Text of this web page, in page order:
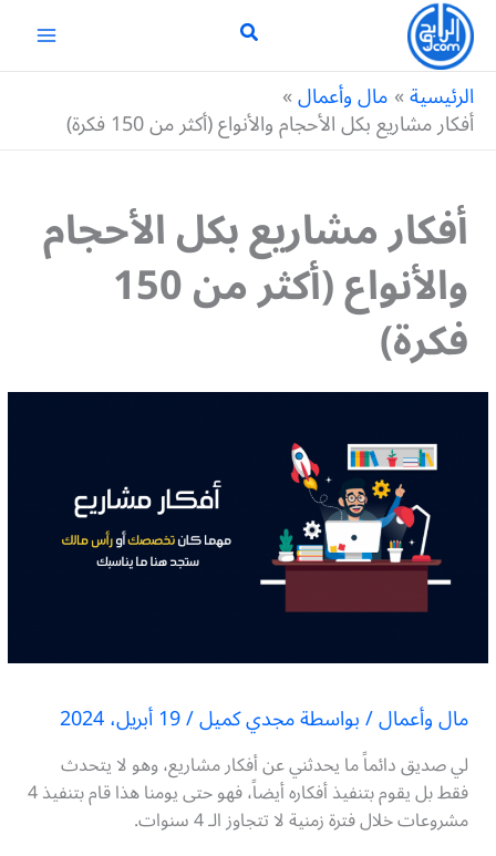
تخطي
المحتوى
الرئيسية مال وأعمال
أفكار مشاريع بكل الأحجام والأنواع (أكثر من 150 فكرة)
أفكار مشاريع بكل الأحجام
والأنواع (أكثر من 150
فكرة)
مال وأعمال/ بواسطةمجدي كميل/19 أبريل، 2024
لي صديق دائماً ما يحدثني عن أفكار مشاريع، وهو لا يتحدث
فقط بل يقوم بتنفيذ أفكاره أيضاً، فهو حتى يومنا هذا قام بتنفيذ 4
مشروعات خلال فترة زمنية لا تتجاوز الـ 4 سنوات.